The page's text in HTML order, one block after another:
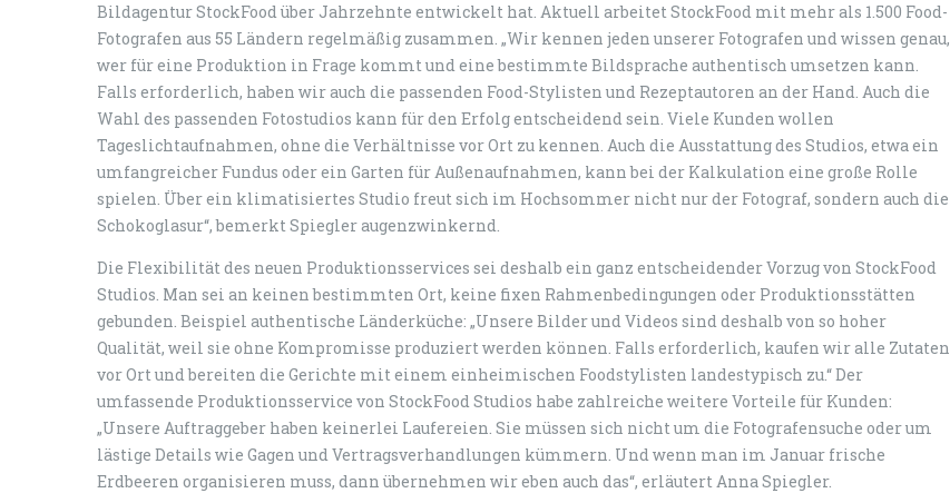
Bildagentur StockFood über Jahrzehnte entwickelt hat. Aktuell arbeitet StockFood mit mehr als 1.500 Food-
Fotografen aus 55 Ländern regelmäßig zusammen. „Wir kennen jeden unserer Fotografen und wissen genau,
wer für eine Produktion in Frage kommt und eine bestimmte Bildsprache authentisch umsetzen kann.
Falls erforderlich, haben wir auch die passenden Food-Stylisten und Rezeptautoren an der Hand. Auch die
Wahl des passenden Fotostudios kann für den Erfolg entscheidend sein. Viele Kunden wollen
Tageslichtaufnahmen, ohne die Verhältnisse vor Ort zu kennen. Auch die Ausstattung des Studios, etwa ein
umfangreicher Fundus oder ein Garten für Außenaufnahmen, kann bei der Kalkulation eine große Rolle
spielen. Über ein klimatisiertes Studio freut sich im Hochsommer nicht nur der Fotograf, sondern auch die
Schokoglasur“, bemerkt Spiegler augenzwinkernd.
Die Flexibilität des neuen Produktionsservices sei deshalb ein ganz entscheidender Vorzug von StockFood
Studios. Man sei an keinen bestimmten Ort, keine fixen Rahmenbedingungen oder Produktionsstätten
gebunden. Beispiel authentische Länderküche: „Unsere Bilder und Videos sind deshalb von so hoher
Qualität, weil sie ohne Kompromisse produziert werden können. Falls erforderlich, kaufen wir alle Zutaten
vor Ort und bereiten die Gerichte mit einem einheimischen Foodstylisten landestypisch zu.“ Der
umfassende Produktionsservice von StockFood Studios habe zahlreiche weitere Vorteile für Kunden:
„Unsere Auftraggeber haben keinerlei Laufereien. Sie müssen sich nicht um die Fotografensuche oder um
lästige Details wie Gagen und Vertragsverhandlungen kümmern. Und wenn man im Januar frische
Erdbeeren organisieren muss, dann übernehmen wir eben auch das“, erläutert Anna Spiegler.